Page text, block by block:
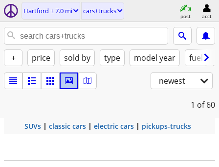
Hartford ± 7.0 mi cars+trucks
post acct
+ price sold by type model year fuel
newest
1 of 60
SUVs classic cars electric cars pickups-trucks